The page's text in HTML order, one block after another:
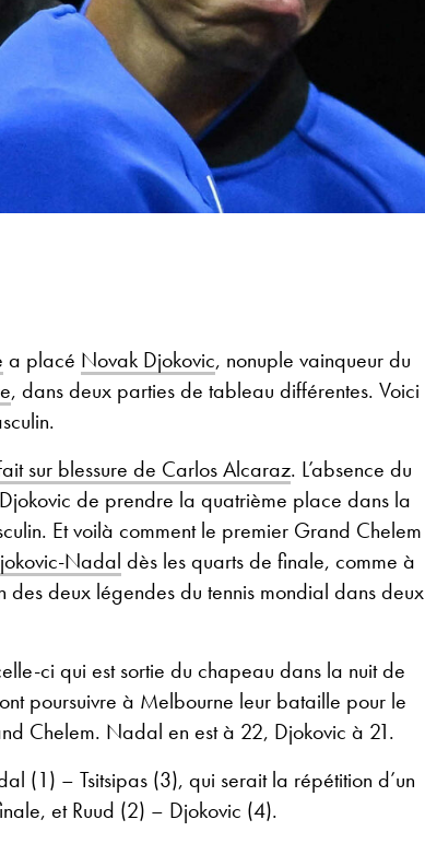
a placé Novak Djokovic, nonuple vainqueur du
, dans deux parties de tableau différentes. Voici
sur blessure de Carlos Alcaraz. L’absence du
de prendre la quatrième place dans la
Et voilà comment le premier Grand Chelem
Nadal dès les quarts de finale, comme à
deux légendes du tennis mondial dans deux
ci qui est sortie du chapeau dans la nuit de
poursuivre à Melbourne leur bataille pour le
Chelem. Nadal en est à 22, Djokovic à 21.
(1) – Tsitsipas (3), qui serait la répétition d’un
et Ruud (2) – Djokovic (4).